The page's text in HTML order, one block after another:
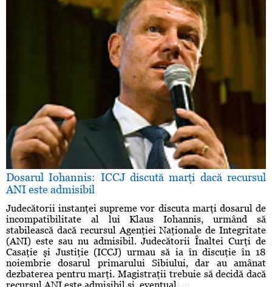
Dosarul Iohannis: ICCJ discută marţi dacă recursul
ANI este admisibil
Judecătorii instanţei supreme vor discuta marţi dosarul de
incompatibilitate al lui Klaus Iohannis, urmând să
stabilească dacă recursul Agenţiei Naţionale de Integritate
(ANI) este sau nu admisibil. Judecătorii Înaltei Curţi de
Casaţie şi Justiţie (ICCJ) urmau să ia în discuţie în 18
noiembrie dosarul primarului Sibiului, dar au amânat
dezbaterea pentru marţi. Magistraţii trebuie să decidă dacă